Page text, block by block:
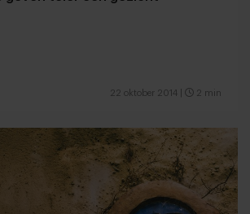
22 oktober 2014 2 min